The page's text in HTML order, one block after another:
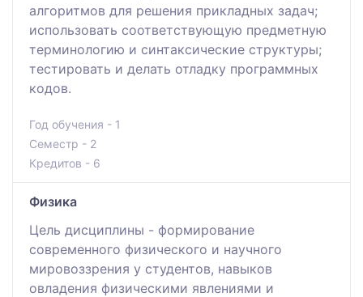
алгоритмов для решения прикладных задач;
использовать соответствующую предметную
терминологию и синтаксические структуры;
тестировать и делать отладку программных
кодов.
Год обучения - 1
Семестр - 2
Кредитов - 6
Физика
Цель дисциплины - формирование
современного физического и научного
мировоззрения у студентов, навыков
овладения физическими явлениями и